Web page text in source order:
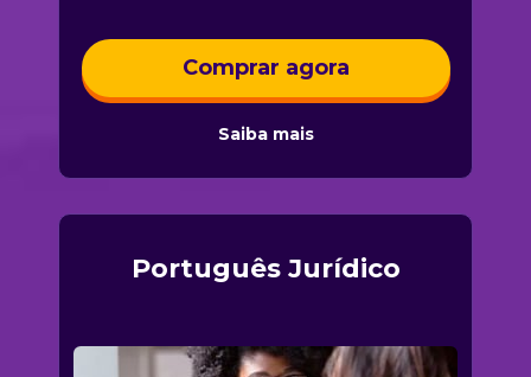
Português Jurídico
Saiba mais
Comprar agora